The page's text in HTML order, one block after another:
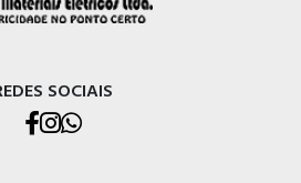
SOCIAIS